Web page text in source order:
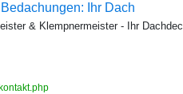
Ihr Dach
& Klempnermeister - Ihr